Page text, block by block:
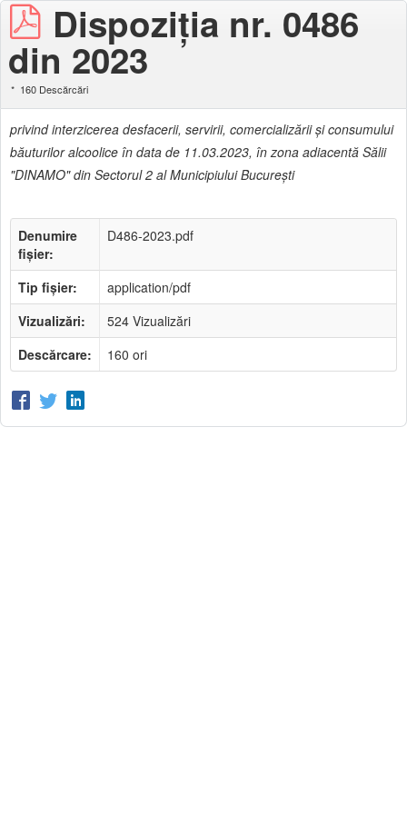
Dispoziţia nr. 0486
din 2023
160 Descărcări
privind interzicerea desfacerii, servirii, comercializării şi consumului
băuturilor alcoolice în data de 11.03.2023, în zona adiacentă Sălii
"DINAMO" din Sectorul 2 al Municipiului Bucureşti
Denumire
fișier:
D486-2023.pdf
Tip fișier:
application/pdf
Vizualizări:
524 Vizualizări
Descărcare:
160 ori